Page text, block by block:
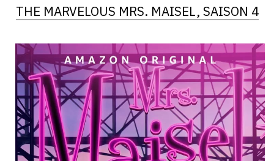
THE MARVELOUS MRS. MAISEL, SAISON 4